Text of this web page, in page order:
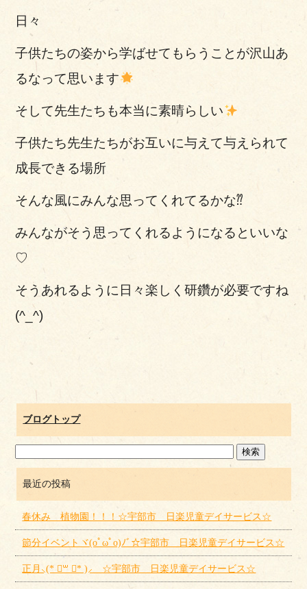
日々
子供たちの姿から学ばせてもらうことが沢山あ
るなって思います
そして先生たちも本当に素晴らしい
子供たち先生たちがお互いに与えて与えられて
成長できる場所
そんな風にみんな思ってくれてるかな⁇
みんながそう思ってくれるようになるといいな
♡
そうあれるように日々楽しく研鑽が必要ですね
(^_^)
ブログトップ
最近の投稿
春休み 植物園！！！☆宇部市 日楽児童デイサービス☆
節分イベントヾ(oﾟωﾟo)ﾉﾞ☆宇部市 日楽児童デイサービス☆
正月⸜(* ॑꒳ ॑* )⸝ ☆宇部市 日楽児童デイサービス☆